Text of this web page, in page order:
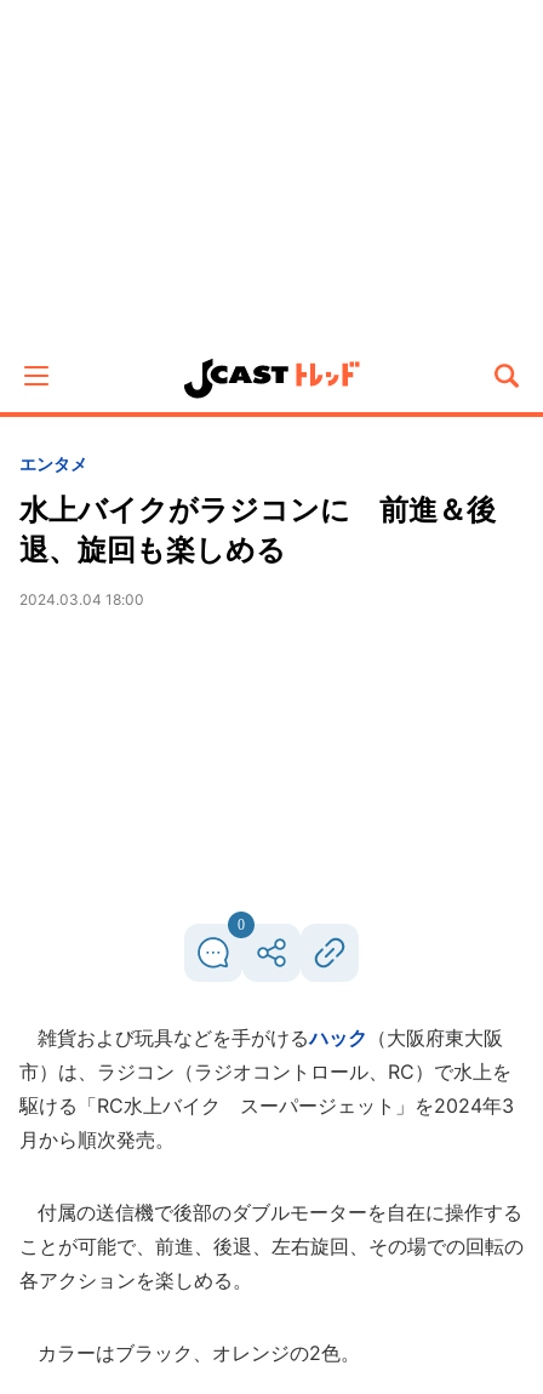
エンタメ
水上バイクがラジコンに 前進＆後
退、旋回も楽しめる
2024.03.04 18:00
0
雑貨および玩具などを手がけるハック （大阪府東大阪
市）は、ラジコン（ラジオコントロール、RC）で水上を
駆ける「RC水上バイク スーパージェット」を2024年3
月から順次発売。
付属の送信機で後部のダブルモーターを自在に操作する
ことが可能で、前進、後退、左右旋回、その場での回転の
各アクションを楽しめる。
カラーはブラック、オレンジの2色。